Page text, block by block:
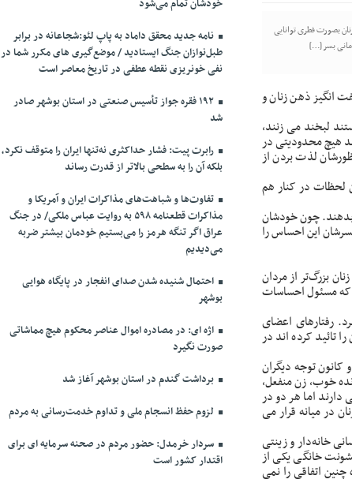
بصورت فطری توانایی
بسر […]
انگیز ذهن زنان و
لبخند می زنند،
هیچ محدودیتی در
لذت بردن از
لحظات در کنار هم
چون خودشان
این احساس را
بزرگ‌تر از مردان
مسئول احساسات
رفتارهای اعضای
تائید کرده اند در
توجه دیگران
خوب، زن منفعل،
اما هر دو در
در میانه قرار می
خانه‌دار و زینتی
خانگی یکی از
اتفاقی را نمی
خودشان تمام می‌شود
نامه جدید محقق داماد به پاپ لئو:شجاعانه در برابر
طبل‌نوازان جنگ ایستادید / موضع‌گیری های مکرر شما در
نفی خونریزی نقطه عطفی در تاریخ معاصر است
۱۹۲ فقره جواز تأسیس صنعتی در استان بوشهر صادر
شد
رابرت پیت: فشار حداکثری نه‌تنها ایران را متوقف نکرد،
بلکه آن را به سطحی بالاتر از قدرت رساند
تفاوت‌ها و شباهت‌های مذاکرات ایران و آمریکا و
مذاکرات قطعنامه ۵۹۸ به روایت عباس ملکی/ در جنگ
عراق اگر تنگه هرمز را می‌بستیم خودمان بیشتر ضربه
می‌دیدیم
احتمال شنیده شدن صدای انفجار در پایگاه هوایی
بوشهر
اژه ای: در مصادره اموال عناصر محکوم هیچ مماشاتی
صورت نگیرد
برداشت گندم در استان بوشهر آغاز شد
لزوم حفظ انسجام ملی و تداوم خدمت‌رسانی به مردم
سردار خرمدل: حضور مردم در صحنه سرمایه ای برای
اقتدار کشور است